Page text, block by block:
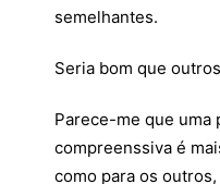
semelhantes.
Seria bom que
Parece-me que uma
compreenssiva é
como para os